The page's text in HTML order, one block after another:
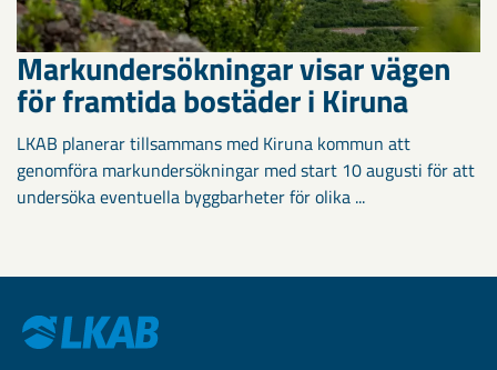
Markundersökningar visar vägen
för framtida bostäder i Kiruna
LKAB planerar tillsammans med Kiruna kommun att
genomföra markundersökningar med start 10 augusti för att
undersöka eventuella byggbarheter för olika ...